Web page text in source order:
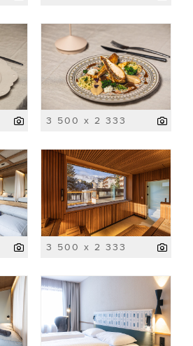
3 500 x 2 333
3 500 x 2 333